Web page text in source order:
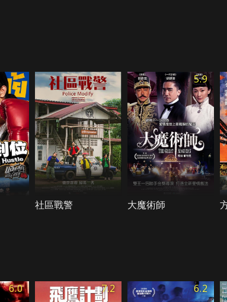
社區戰警
5.9
大魔術師
6.0 7.2 6.2